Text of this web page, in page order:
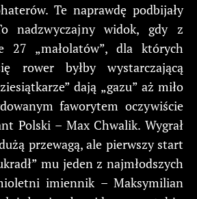
Te naprawdę podbijały
nadzwyczajny widok, gdy z
27 „małolatów”, dla których
rower byłby wystarczającą
dają „gazu” aż miło
faworytem oczywiście
Polski – Max Chwalik. Wygrał
przewagą, ale pierwszy start
mu jeden z najmłodszych
imiennik – Maksymilian